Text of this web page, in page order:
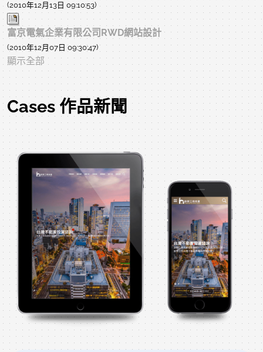
(2010年12月13日 09:10:53)
富京電氣企業有限公司RWD網站設計
(2010年12月07日 09:30:47)
顯示全部
Cases 作品新聞